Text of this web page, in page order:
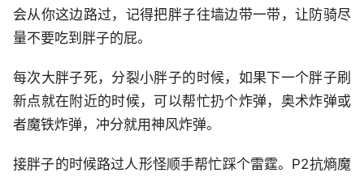
会从你这边路过，记得把胖子往墙边带一带，让防骑尽
量不要吃到胖子的屁。
每次大胖子死，分裂小胖子的时候，如果下一个胖子刷
新点就在附近的时候，可以帮忙扔个炸弹，奥术炸弹或
者魔铁炸弹，冲分就用神风炸弹。
接胖子的时候路过人形怪顺手帮忙踩个雷霆。P2抗熵魔